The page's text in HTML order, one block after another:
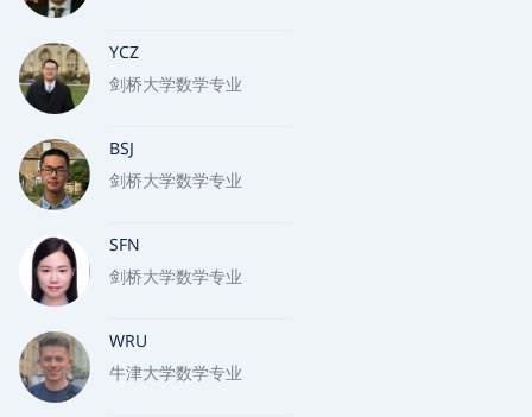
YCZ
剑桥大学数学专业
BSJ
剑桥大学数学专业
SFN
剑桥大学数学专业
WRU
牛津大学数学专业